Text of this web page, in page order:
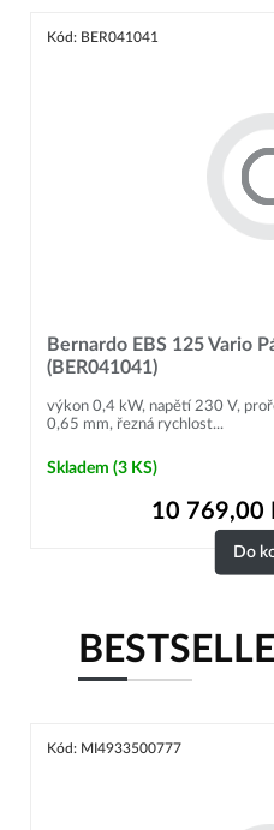
Kód: BER041041
Bernardo EBS 125 Vario
(BER041041)
výkon 0,4 kW, napětí 230 V,
0,65 mm, řezná rychlost...
Skladem (3 KS)
10 769,00
Do
Kód: MI4933500777